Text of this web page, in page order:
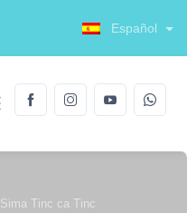
Español
Sima Tinc ca Tinc